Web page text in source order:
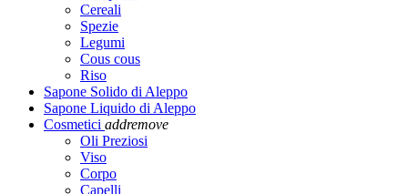
Cereali
Spezie
Legumi
Cous cous
Riso
Sapone Solido di Aleppo
Sapone Liquido di Aleppo
Cosmetici addremove
Oli Preziosi
Viso
Corpo
Capelli